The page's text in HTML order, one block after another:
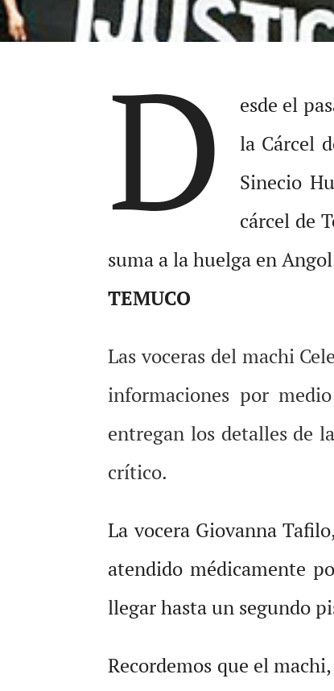
D
esde el
la Cárcel
Sinecio
cárcel de
suma a la huelga en
TEMUCO
Las voceras del machi
informaciones por
entregan los detalles de
crítico.
La vocera Giovanna
atendido médicamente
llegar hasta un segundo
Recordemos que el